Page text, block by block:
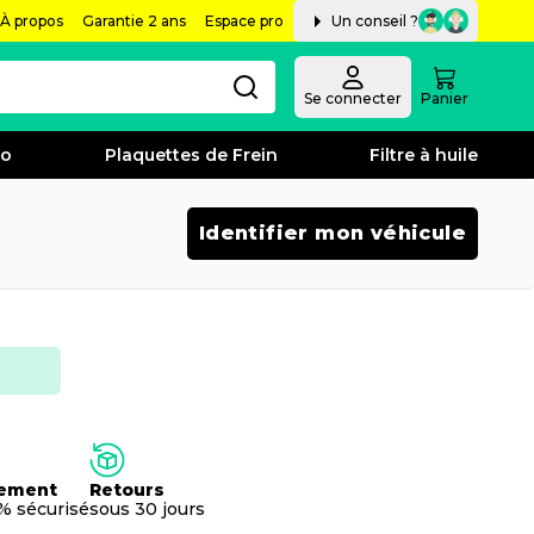
À propos Garantie 2 ans Espace pro Un conseil ?
Se connecter Panier
Plaquettes de Frein Filtre à huile
Identifier mon véhicule
sécurisé
Retours
sous 30 jours